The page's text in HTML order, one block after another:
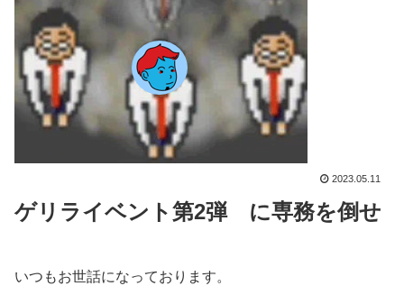
2023.05.11
ゲリライベント第2弾 に専務を倒せ
いつもお世話になっております。